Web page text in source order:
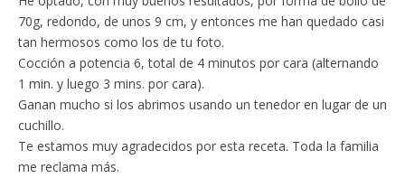
70g, redondo, de unos 9 cm, y entonces me han quedado casi
tan hermosos como los de tu foto.
Cocción a potencia 6, total de 4 minutos por cara (alternando
1 min. y luego 3 mins. por cara).
Ganan mucho si los abrimos usando un tenedor en lugar de un
cuchillo.
Te estamos muy agradecidos por esta receta. Toda la familia
me reclama más.